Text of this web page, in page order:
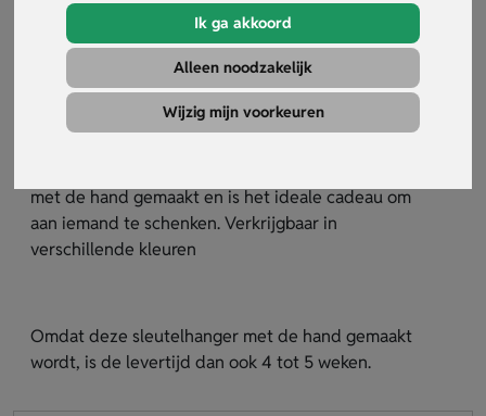
Ik ga akkoord
Alleen noodzakelijk
Wijzig mijn voorkeuren
Sleutelhanger Romolo
13613
met de hand gemaakt en is het ideale cadeau om
aan iemand te schenken. Verkrijgbaar in
verschillende kleuren
Omdat deze sleutelhanger met de hand gemaakt
wordt, is de levertijd dan ook 4 tot 5 weken.